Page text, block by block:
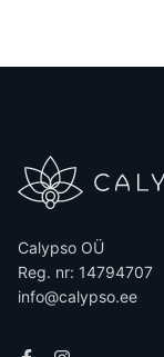
Calypso OÜ
Reg. nr: 14794707
info@calypso.ee